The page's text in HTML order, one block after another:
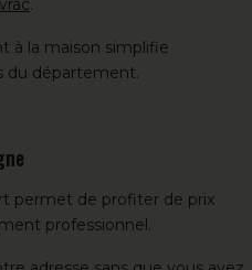
.
à la maison simplifie
du département.
permet de profiter de prix
professionnel.